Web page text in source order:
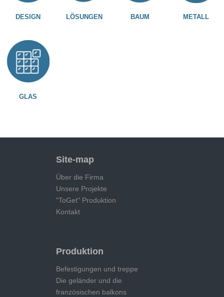
DESIGN LÖSUNGEN BAUM METALL
GLAS
Site-map
Über die Firma
Unsere Projekte
"ToGet" Produktion
Kontakt
Produktion
Befestigungen und treppe
Die geländer und die
französischen balkons